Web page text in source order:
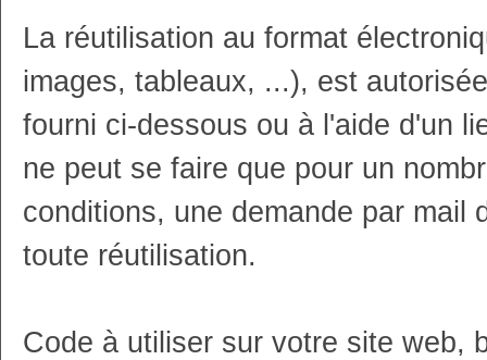
La réutilisation au format
images, tableaux, ...), est
fourni ci-dessous ou à l'aide d'un
ne peut se faire que pour un
conditions, une demande par mail
toute réutilisation.
Code à utiliser sur votre site web,